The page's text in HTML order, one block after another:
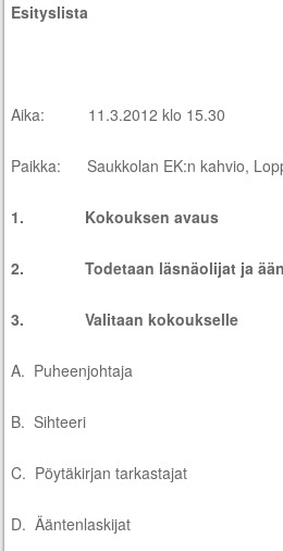
Esityslista
Aika: 11.3.2012 klo 15.30
Paikka: Saukkolan EK:n kahvio,
1. Kokouksen avaus
2. Todetaan läsnäolijat ja
3. Valitaan kokoukselle
A. Puheenjohtaja
B. Sihteeri
C. Pöytäkirjan tarkastajat
D. Ääntenlaskijat